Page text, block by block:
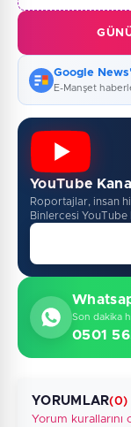
Google
E-Manşet
YouTube
Roportajlar, insan
Binlercesi YouTube
Son dakika
0501
YORUMLAR(0)
Yorum kurallarını